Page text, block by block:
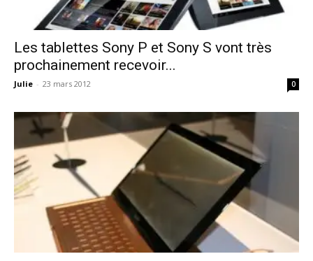
Les tablettes Sony P et Sony S vont très
prochainement recevoir...
Julie - 23 mars 2012 0